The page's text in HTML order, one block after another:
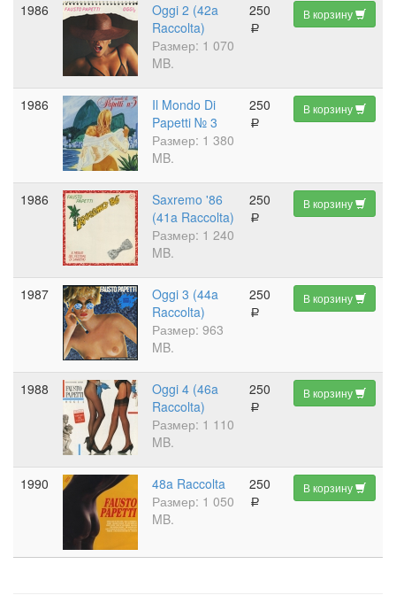
1986
Oggi 2 (42a
Raccolta)
Размер: 1 070
MB.
250
a
В корзину
1986
Il Mondo Di
Papetti № 3
Размер: 1 380
MB.
250
a
В корзину
1986
Saxremo '86
(41a Raccolta)
Размер: 1 240
MB.
250
a
В корзину
1987
Oggi 3 (44a
Raccolta)
Размер: 963
MB.
250
a
В корзину
1988
Oggi 4 (46a
Raccolta)
Размер: 1 110
MB.
250
a
В корзину
1990
48a Raccolta
Размер: 1 050
MB.
250
a
В корзину